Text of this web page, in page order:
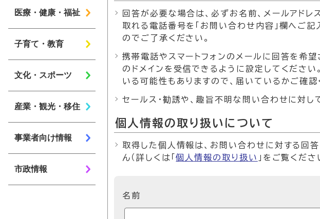
医療・健康・福祉
子育て・教育
文化・スポーツ
産業・観光・移住
事業者向け情報
市政情報
回答が必要な場合は、必ずお名前、メールアド
取れる電話番号を「お問い合わせ内容」欄へご
のでご了承ください。
携帯電話やスマートフォンのメールに回答を
のドメインを受信できるように設定してくださ
いる可能性もありますので、届いているかご確認
セールス・勧誘や、趣旨不明な問い合わせに対し
個人情報の取り扱いについて
取得した個人情報は、お問い合わせに対する回
ん（詳しくは「個人情報の取り扱い 」をご覧くださ
名前